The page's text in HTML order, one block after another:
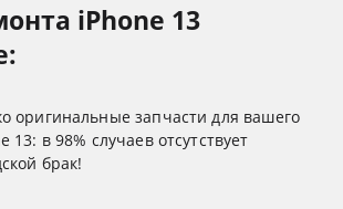
iPhone 13
оригинальные запчасти для вашего
13: в 98% случаев отсутствует
брак!